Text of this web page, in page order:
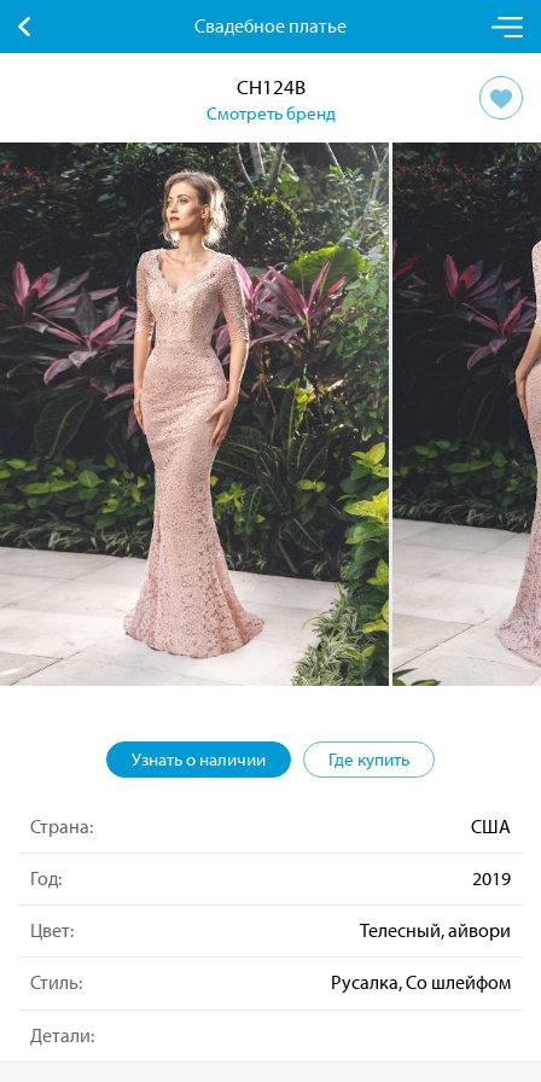
Свадебное платье
CH124B
Смотреть бренд
Узнать о наличии Где купить
Страна: США
Год: 2019
Цвет: Телесный, айвори
Стиль: Русалка, Со шлейфом
Детали: